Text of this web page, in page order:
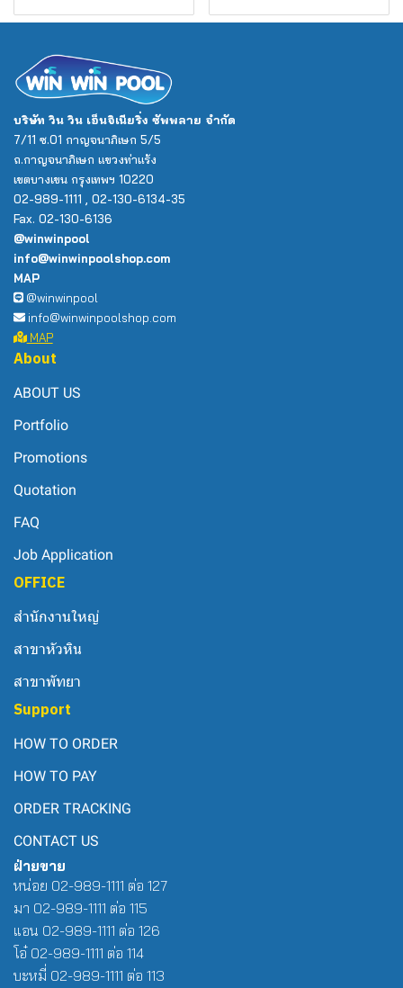
บริษัท วิน วิน เอ็นจิเนียริ่ง ซัพพลาย จำกัด
7/11 ซ.01 กาญจนาภิเษก 5/5
ถ.กาญจนาภิเษก แขวงท่าแร้ง
เขตบางเขน กรุงเทพฯ 10220
02-989-1111 , 02-130-6134-35
Fax. 02-130-6136
@winwinpool
info@winwinpoolshop.com
MAP
@winwinpool
info@winwinpoolshop.com
MAP
About
ABOUT US
Portfolio
Promotions
Quotation
FAQ
Job Application
OFFICE
สำนักงานใหญ่
สาขาหัวหิน
สาขาพัทยา
Support
HOW TO ORDER
HOW TO PAY
ORDER TRACKING
CONTACT US
ฝ่ายขาย
หน่อย 02-989-1111 ต่อ 127
มา 02-989-1111 ต่อ 115
แอน 02-989-1111 ต่อ 126
โอ๋ 02-989-1111 ต่อ 114
บะหมี่ 02-989-1111 ต่อ 113